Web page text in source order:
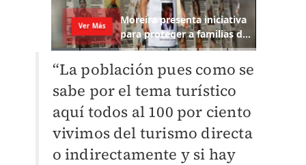
“La población pues como se
sabe por el tema turístico
aquí todos al 100 por ciento
vivimos del turismo directa
o indirectamente y si hay